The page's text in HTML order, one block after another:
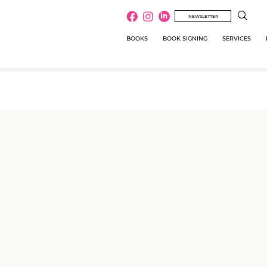
NEWSLETTER
BOOKS BOOK SIGNING SERVICES